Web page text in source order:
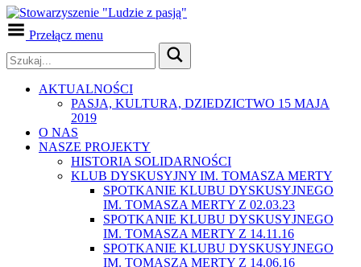
Przełącz menu
AKTUALNOŚCI
PASJA, KULTURA, DZIEDZICTWO 15 MAJA
2019
O NAS
NASZE PROJEKTY
HISTORIA SOLIDARNOŚCI
KLUB DYSKUSYJNY IM. TOMASZA MERTY
SPOTKANIE KLUBU DYSKUSYJNEGO
IM. TOMASZA MERTY Z 02.03.23
SPOTKANIE KLUBU DYSKUSYJNEGO
IM. TOMASZA MERTY Z 14.11.16
SPOTKANIE KLUBU DYSKUSYJNEGO
IM. TOMASZA MERTY Z 14.06.16